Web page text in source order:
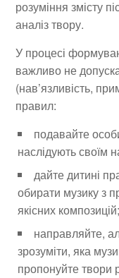
розуміння змісту
аналіз твору.
У процесі
важливо не
(нав’язливість,
правил:
подавайте
наслідують своїм
дайте дитині
обирати музику з
якісних композицій;
направляйте,
зрозуміти, яка
пропонуйте твори